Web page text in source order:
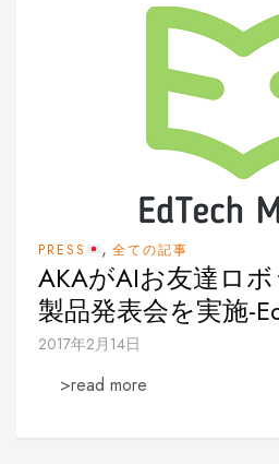
PRESS , 全ての記事
AKAがAIお友達ロボ
製品発表会を実施-
2017年2月14日
>read more